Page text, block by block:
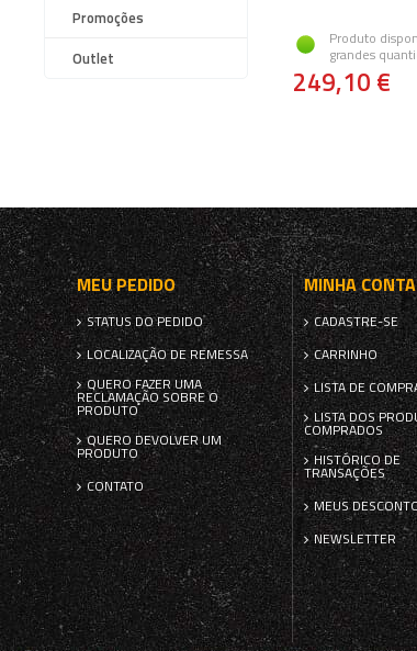
Promoções
Outlet
Produto
grandes
249,10 €
MEU PEDIDO
STATUS DO PEDIDO
LOCALIZAÇÃO DE REMESSA
QUERO FAZER UMA
RECLAMAÇÃO SOBRE O
PRODUTO
QUERO DEVOLVER UM
PRODUTO
CONTATO
MINHA CONTA
CADASTRE-SE
CARRINHO
LISTA DE
LISTA DOS
COMPRADOS
HISTÓRICO DE
TRANSAÇÕES
MEUS
NEWSLETTER